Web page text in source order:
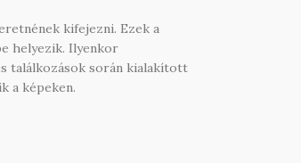
kifejezni. Ezek a
helyezik. Ilyenkor
találkozások során kialakított
a képeken.